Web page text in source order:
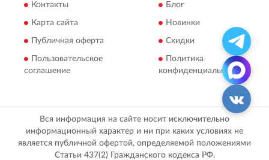
Контакты
Карта сайта
Публичная оферта
Пользовательское
соглашение
Блог
Новинки
Скидки
Политика
конфиденциальности
Вся информация на сайте носит исключительно
информационный характер и ни при каких условиях не
является публичной офертой, определяемой положениями
Статьи 437(2) Гражданского кодекса РФ.